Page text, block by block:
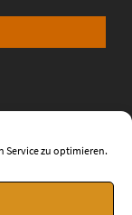
Service zu optimieren.